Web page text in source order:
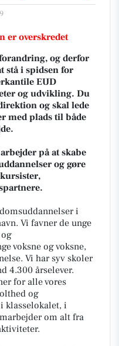
er overskredet
og derfor
stå i spidsen for
EUD
og udvikling. Du
og skal lede
med plads til både
på at skabe
og gøre
i
Vi favner de unge
voksne og voksne,
Vi har syv skoler
4.300 årselever.
for alle vores
og
klasselokalet, i
om alt fra